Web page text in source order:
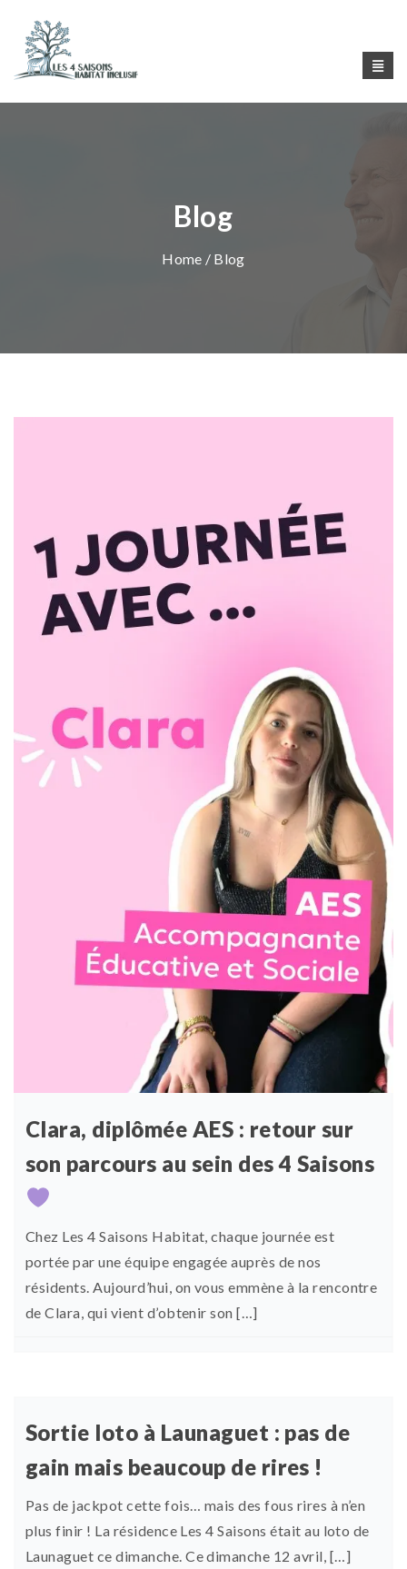
Blog
Home / Blog
Clara, diplômée AES : retour sur
son parcours au sein des 4 Saisons
Chez Les 4 Saisons Habitat, chaque journée est
portée par une équipe engagée auprès de nos
résidents. Aujourd’hui, on vous emmène à la rencontre
de Clara, qui vient d’obtenir son […]
Sortie loto à Launaguet : pas de
gain mais beaucoup de rires !
Pas de jackpot cette fois… mais des fous rires à n’en
plus finir ! La résidence Les 4 Saisons était au loto de
Launaguet ce dimanche. Ce dimanche 12 avril, […]